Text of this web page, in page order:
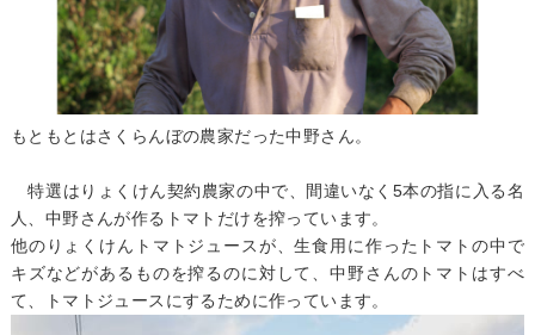
もともとはさくらんぼの農家だった中野さん。
特選はりょくけん契約農家の中で、間違いなく5本の指に入る名
人、中野さんが作るトマトだけを搾っています。
他のりょくけんトマトジュースが、生食用に作ったトマトの中で
キズなどがあるものを搾るのに対して、中野さんのトマトはすべ
て、トマトジュースにするために作っています。